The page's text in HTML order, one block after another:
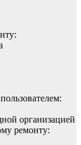
организацией
ремонту: